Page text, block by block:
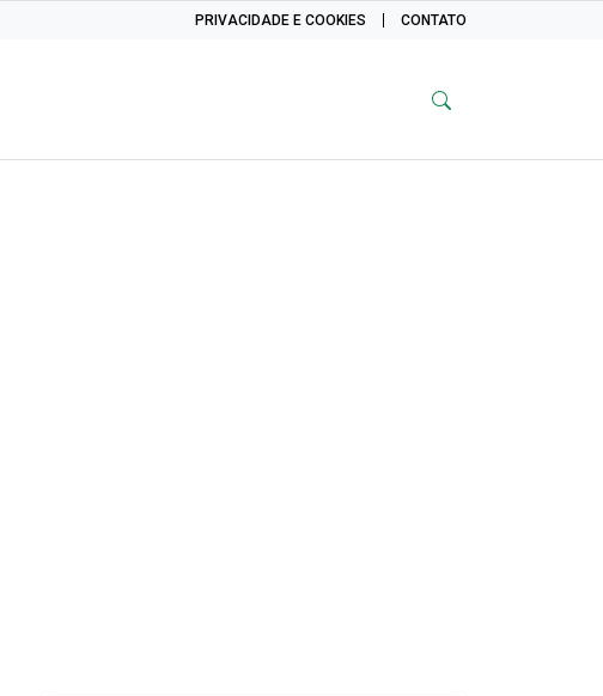
PRIVACIDADE E COOKIES CONTATO